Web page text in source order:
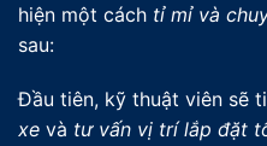
hiện một cách tỉ mỉ và
sau:
Đầu tiên, kỹ thuật viên sẽ
xe và tư vấn vị trí lắp đặt